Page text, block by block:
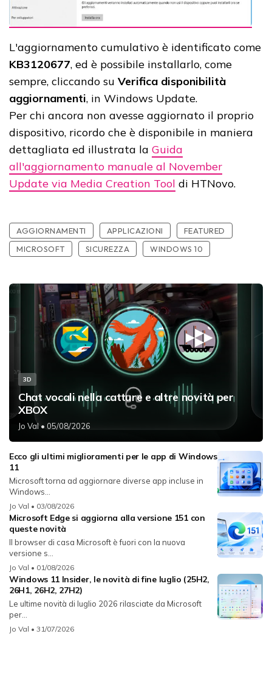
L'aggiornamento cumulativo è identificato come
KB3120677, ed è possibile installarlo, come
sempre, cliccando su Verifica disponibilità
aggiornamenti, in Windows Update.
Per chi ancora non avesse aggiornato il proprio
dispositivo, ricordo che è disponibile in maniera
dettagliata ed illustrata la Guida
all'aggiornamento manuale al November
Update via Media Creation Tool di HTNovo.
AGGIORNAMENTI APPLICAZIONI
FEATURED
MICROSOFT
SICUREZZA WINDOWS 10
3D
Chat vocali nella catture e altre novità per
XBOX
Jo Val• 05/08/2026
Ecco gli ultimi miglioramenti per le app di Windows
11
Microsoft torna ad aggiornare diverse app incluse in
Windows...
Jo Val • 03/08/2026
Microsoft Edge si aggiorna alla versione 151 con
queste novità
Il browser di casa Microsoft è fuori con la nuova
versione s...
Jo Val • 01/08/2026
Windows 11 Insider, le novità di fine luglio (25H2,
26H1, 26H2, 27H2)
Le ultime novità di luglio 2026 rilasciate da Microsoft
per...
Jo Val • 31/07/2026